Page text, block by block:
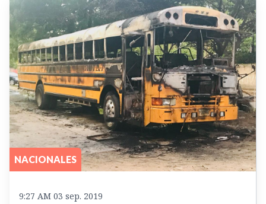
NACIONALES
9:27 AM 03 sep. 2019